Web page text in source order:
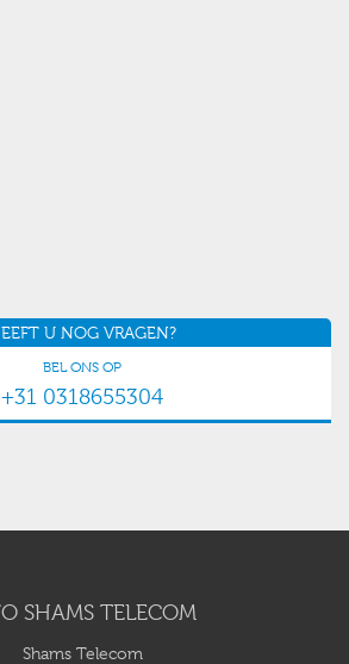
U NOG VRAGEN?
BEL ONS OP
+31 0318655304
SHAMS TELECOM
Shams Telecom